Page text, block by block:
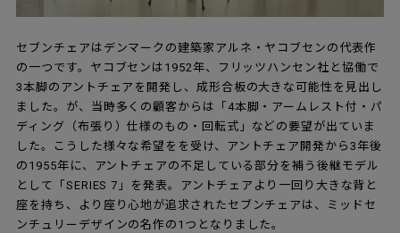
セブンチェアはデンマークの建築家アルネ・ヤコブセンの代表作
の一つです。ヤコブセンは1952年、フリッツハンセン社と協働で
3本脚のアントチェアを開発し、成形合板の大きな可能性を見出し
ました。が、当時多くの顧客からは「4本脚・アームレスト付・パ
ディング（布張り）仕様のもの・回転式」などの要望が出ていま
した。こうした様々な希望をを受け、アントチェア開発から3年後
の1955年に、アントチェアの不足している部分を補う後継モデル
として「SERIES 7」を発表。アントチェアより一回り大きな背と
座を持ち、より座り心地が追求されたセブンチェアは、ミッドセ
ンチュリーデザインの名作の1つとなりました。